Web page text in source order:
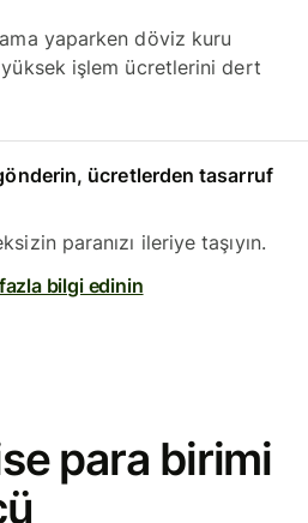
yaparken döviz kuru
yüksek işlem ücretlerini dert
ücretlerden tasarruf
paranızı ileriye taşıyın.
bilgi edinin
para birimi